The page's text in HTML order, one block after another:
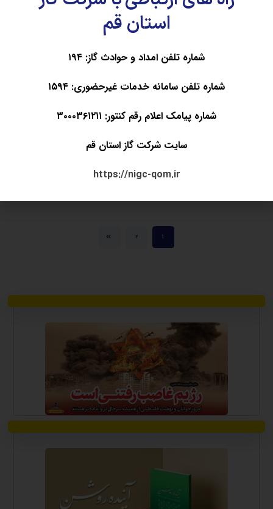
دوره ختم قرآن کریم شرکت گاز استان قم
دارالقرآن و استاد آمیقی، قاری بین‌المللی قرآن کریم و با تقدیر از قاریان و خادمان این طرح به
۱ ۲
استان قم
شماره تلفن امداد و حوادث گاز: ۱۹۴
شماره تلفن سامانه خدمات غیرحضوری: ۱۵۹۴
شماره پیامک اعلام رقم کنتور: ۳۰۰۰۳۶۱۲۱۱
سایت شرکت گاز استان قم
https://nigc-qom.ir